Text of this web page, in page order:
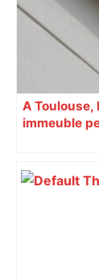
A Toulouse,
immeuble